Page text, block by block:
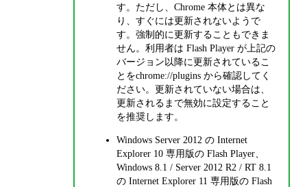
す。ただし、Chrome 本体とは異な
り、すぐには更新されないようで
す。強制的に更新することもできま
せん。利用者は Flash Player が上記の
バージョン以降に更新されているこ
とをchrome://plugins から確認してく
ださい。更新されていない場合は、
更新されるまで無効に設定すること
を推奨します。
Windows Server 2012 の Internet
Explorer 10 専用版の Flash Player、
Windows 8.1 / Server 2012 R2 / RT 8.1
の Internet Explorer 11 専用版の Flash